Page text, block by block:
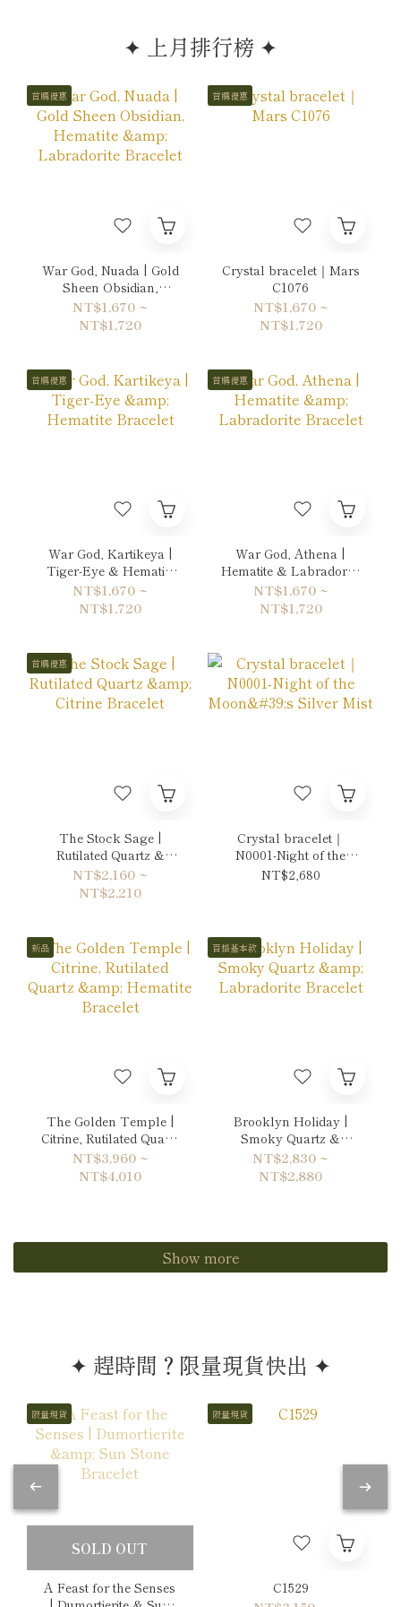
✦ 上月排行榜 ✦
首購優惠
War God, Nuada | Gold
Sheen Obsidian,
Hematite & Labradorite
Bracelet
NT$1,670 ~
NT$1,720
首購優惠
Crystal bracelet｜Mars
C1076
NT$1,670 ~
NT$1,720
首購優惠
War God, Kartikeya |
Tiger-Eye & Hematite
Bracelet
NT$1,670 ~
NT$1,720
首購優惠
War God, Athena |
Hematite & Labradorite
Bracelet
NT$1,670 ~
NT$1,720
首購優惠
The Stock Sage |
Rutilated Quartz &
Citrine Bracelet
NT$2,160 ~
NT$2,210
Crystal bracelet｜
N0001-Night of the
Moon's Silver Mist
NT$2,680
新品
The Golden Temple |
Citrine, Rutilated Quartz
& Hematite Bracelet
NT$3,960 ~
NT$4,010
百搭基本款
Brooklyn Holiday |
Smoky Quartz &
Labradorite Bracelet
NT$2,830 ~
NT$2,880
Show more
✦ 趕時間？限量現貨快出 ✦
限量現貨
SOLD OUT
A Feast for the Senses
限量現貨
C1529